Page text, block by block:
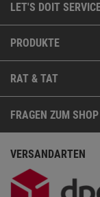
LET'S DOIT
PRODUKTE
RAT & TAT
FRAGEN ZUM SHOP
VERSANDARTEN